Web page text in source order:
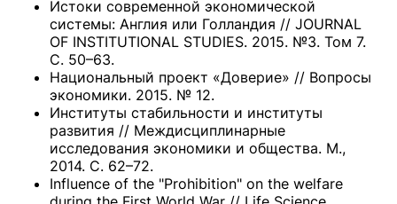
Истоки современной экономической
системы: Англия или Голландия // JOURNAL
OF INSTITUTIONAL STUDIES. 2015. №3. Том 7.
С. 50–63.
Национальный проект «Доверие» // Вопросы
экономики. 2015. № 12.
Институты стабильности и институты
развития // Междисциплинарные
исследования экономики и общества. М.,
2014. С. 62–72.
Influence of the "Prohibition" on the welfare